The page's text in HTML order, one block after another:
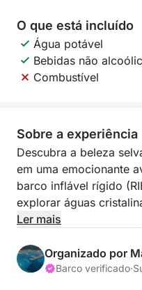
O que está incluído
Água potável
Bebidas não
Combustível
Sobre a experiência
Descubra a beleza
em uma emocionante
barco inflável rígido
explorar águas
paisagens
esta experiência de 4
perfeito entre
Ler mais
Organizado por
Barco verificado·